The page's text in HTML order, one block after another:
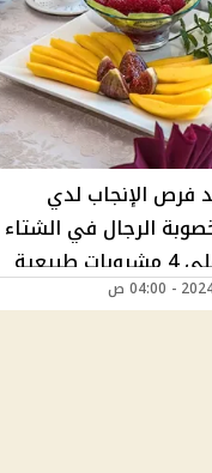
فرص الإنجاب لدي
الرجال في الشتاء
.. تعالي اقولك علي 4 مشروبات طبيعية